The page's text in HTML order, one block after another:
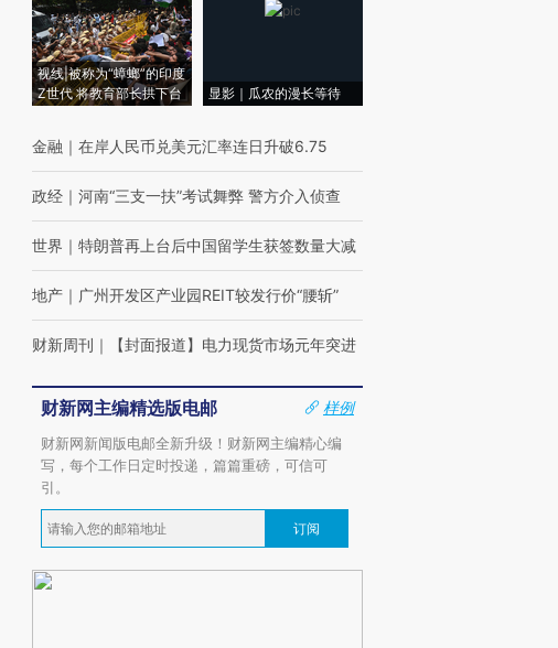
视线|被称为“蟑螂”的印度
Z世代 将教育部长拱下台
显影｜瓜农的漫长等待
金融 ｜ 在岸人民币兑美元汇率连日升破6.75
政经 ｜ 河南“三支一扶”考试舞弊 警方介入侦查
世界 ｜ 特朗普再上台后中国留学生获签数量大减
地产 ｜ 广州开发区产业园REIT较发行价“腰斩”
财新周刊 ｜ 【封面报道】电力现货市场元年突进
财新网主编精选版电邮
样例
财新网新闻版电邮全新升级！财新网主编精心编
写，每个工作日定时投递，篇篇重磅，可信可
引。
订阅